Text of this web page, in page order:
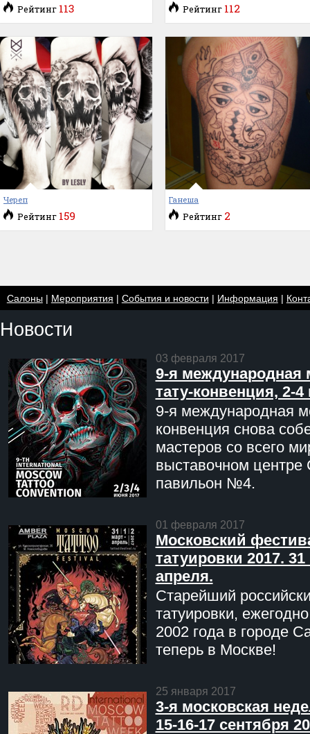
Рейтинг 113 Рейтинг 112
Череп
Рейтинг 159
Ганеша
Рейтинг 2
Салоны| Мероприятия | События и новости | Информация |
Новости
03 февраля 2017
9-я международная
тату-конвенция, 2-
9-я международная
конвенция снова
мастеров со всего
выставочном центре
павильон №4.
01 февраля 2017
Московский
татуировки 2017. 31
апреля.
Старейший
татуировки,
2002 года в городе
теперь в Москве!
25 января 2017
3-я московская
15-16-17 сентября